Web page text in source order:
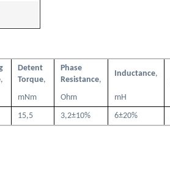
,
Detent
Torque,
Phase
Resistance,
Inductance,
mNm Ohm
mH
15,5 3,2±10% 6±20%